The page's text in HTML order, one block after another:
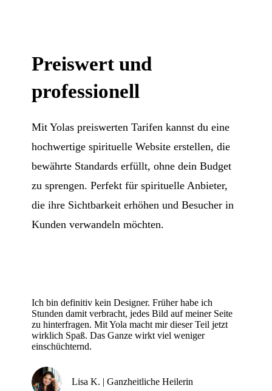
Preiswert und
professionell
Mit Yolas preiswerten Tarifen kannst du eine
hochwertige spirituelle Website erstellen, die
bewährte Standards erfüllt, ohne dein Budget
zu sprengen. Perfekt für spirituelle Anbieter,
die ihre Sichtbarkeit erhöhen und Besucher in
Kunden verwandeln möchten.
Ich bin definitiv kein Designer. Früher habe ich
Stunden damit verbracht, jedes Bild auf meiner Seite
zu hinterfragen. Mit Yola macht mir dieser Teil jetzt
wirklich Spaß. Das Ganze wirkt viel weniger
einschüchternd.
Lisa K. | Ganzheitliche Heilerin